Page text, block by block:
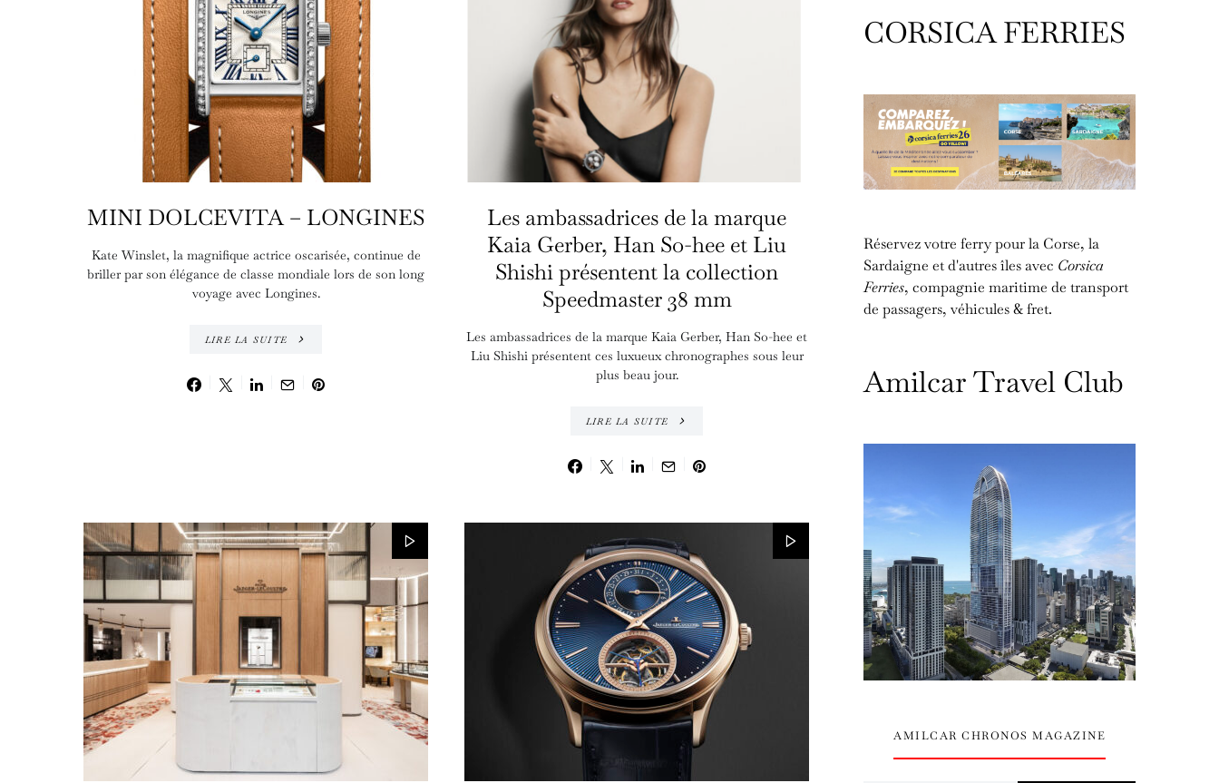
MINI DOLCEVITA – LONGINES
Kate Winslet, la magnifique actrice oscarisée, continue de
briller par son élégance de classe mondiale lors de son long
voyage avec Longines.
LIRE LA SUITE
Les ambassadrices de la marque
Kaia Gerber, Han So-hee et Liu
Shishi présentent la collection
Speedmaster 38 mm
Les ambassadrices de la marque Kaia Gerber, Han So-hee et
Liu Shishi présentent ces luxueux chronographes sous leur
plus beau jour.
LIRE LA SUITE
CORSICA FERRIES
Réservez votre ferry pour la Corse, la
Sardaigne et d'autres îles avec Corsica
Ferries, compagnie maritime de transport
de passagers, véhicules & fret.
Amilcar Travel Club
AMILCAR CHRONOS MAGAZINE